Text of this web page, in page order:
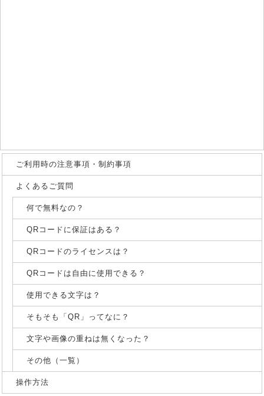
ご利用時の注意事項・制約事項
よくあるご質問
何で無料なの？
QRコードに保証はある？
QRコードのライセンスは？
QRコードは自由に使用できる？
使用できる文字は？
そもそも「QR」ってなに？
文字や画像の重ねは無くなった？
その他（一覧）
操作方法